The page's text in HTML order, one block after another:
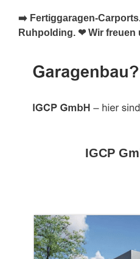
➡️ Fertiggaragen-
Ruhpolding. ❤ Wir
IGCP